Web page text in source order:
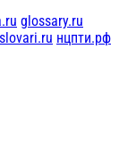
glossary.ru
slovari.ru нцпти.рф